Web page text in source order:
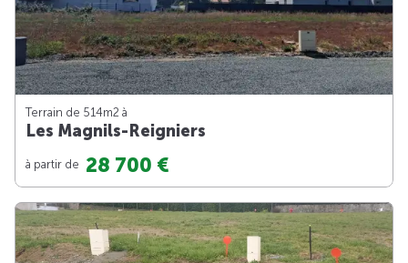
Terrain de 514m2 à
Les Magnils-Reigniers
à partir de 28 700 €